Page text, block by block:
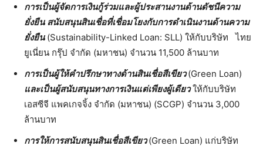
การเป็นผู้จัดการเงินกู้ร่วมและผู้ประสานงานด้านดัชนีความ
ยั่งยืน สนับสนุนสินเชื่อที่เชื่อมโยงกับการดำเนินงานด้านความ
ยั่งยืน(Sustainability-Linked Loan: SLL) ให้กับบริษัท ไทย
ยูเนี่ยน กรุ๊ป จำกัด (มหาชน) จำนวน 11,500 ล้านบาท
การเป็นผู้ให้คำปรึกษาทางด้านสินเชื่อสีเขียว(Green Loan)
และเป็นผู้สนับสนุนทางการเงินแต่เพียงผู้เดียวให้กับบริษัท
เอสซีจี แพคเกจจิ้ง จำกัด (มหาชน) (SCGP) จำนวน 3,000
ล้านบาท
การให้การสนับสนุนสินเชื่อสีเขียว(Green Loan) แก่บริษัท